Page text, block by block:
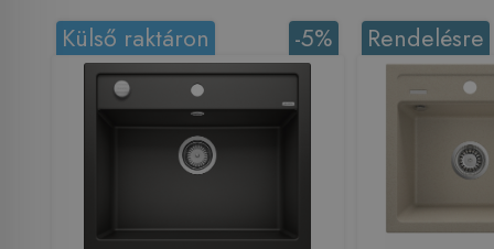
-5%
Külső raktáron Rendelésre